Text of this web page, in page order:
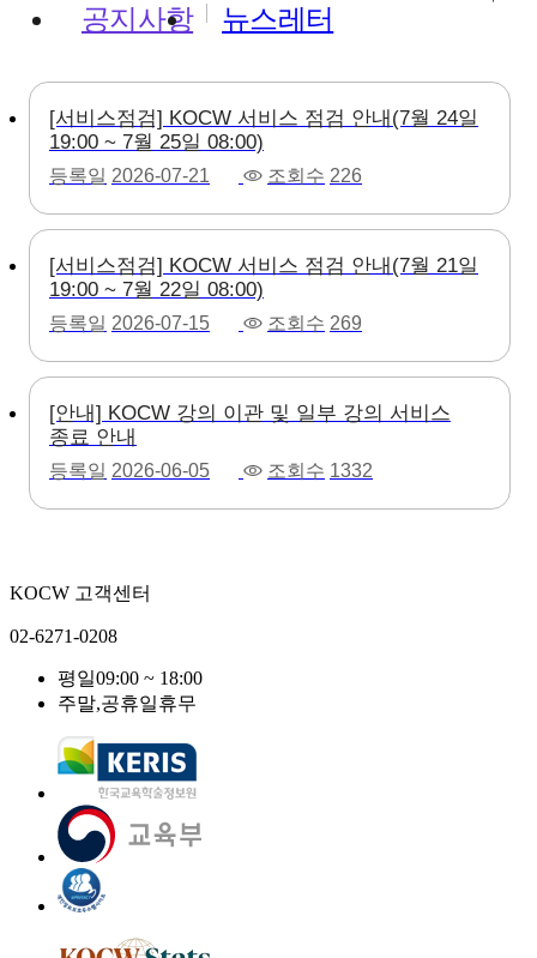
공지사항 뉴스레터
[서비스점검] KOCW 서비스 점검 안내(7월 24일
19:00 ~ 7월 25일 08:00)
등록일 2026-07-21 조회수 226
[서비스점검] KOCW 서비스 점검 안내(7월 21일
19:00 ~ 7월 22일 08:00)
등록일 2026-07-15 조회수 269
[안내] KOCW 강의 이관 및 일부 강의 서비스
종료 안내
등록일 2026-06-05 조회수 1332
KOCW 고객센터
02-6271-0208
평일09:00 ~ 18:00
주말,공휴일휴무